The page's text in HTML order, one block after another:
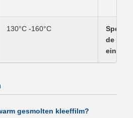
130°C -160°C
de
gesmolten kleeffilm?